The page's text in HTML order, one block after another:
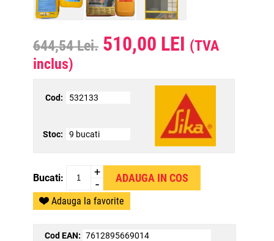
644,54 Lei. 510,00 LEI (TVA
inclus)
Cod: 532133
Stoc: 9 bucati
Bucati: +
-
Adauga la favorite
Cod EAN: 7612895669014